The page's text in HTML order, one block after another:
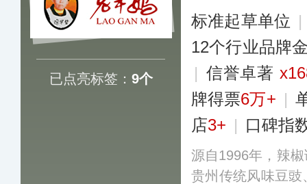
已点亮标签： 9个
标准起草单位 |
12个行业品牌
| 信誉卓著
牌得票6万+ |
店3+ | 口碑指
源自1996年，辣
贵州传统风味豆